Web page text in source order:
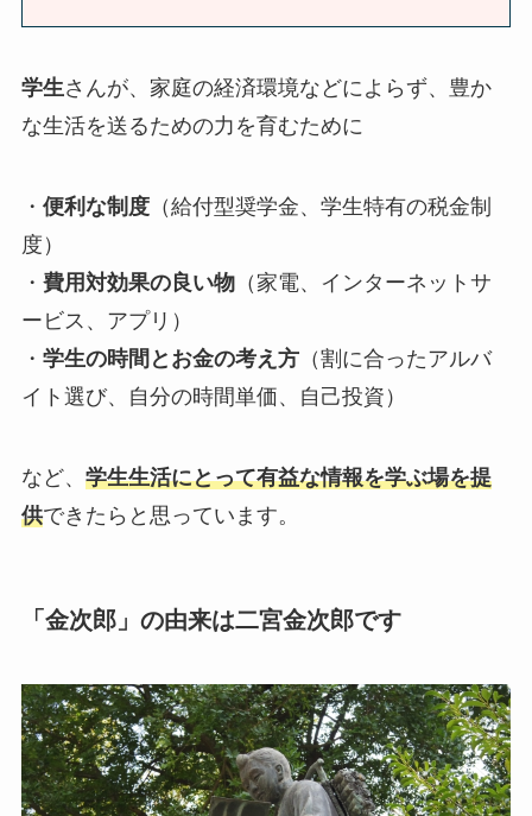
学生さんが、家庭の経済環境などによらず、豊か
な生活を送るための力を育むために
・ 便利な制度（給付型奨学金、学生特有の税金制
度）
・ 費用対効果の良い物（家電、インターネットサ
ービス、アプリ）
・ 学生の時間とお金の考え方（割に合ったアルバ
イト選び、自分の時間単価、自己投資）
など、 学生生活にとって有益な情報を学ぶ場を提
供できたらと思っています。
「金次郎」の由来は二宮金次郎です